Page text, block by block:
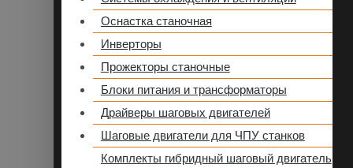
Оснастка станочная
Инверторы
Прожекторы станочные
Блоки питания и трансформаторы
Драйверы шаговых двигателей
Шаговые двигатели для ЧПУ станков
Комплекты гибридный шаговый двигатель